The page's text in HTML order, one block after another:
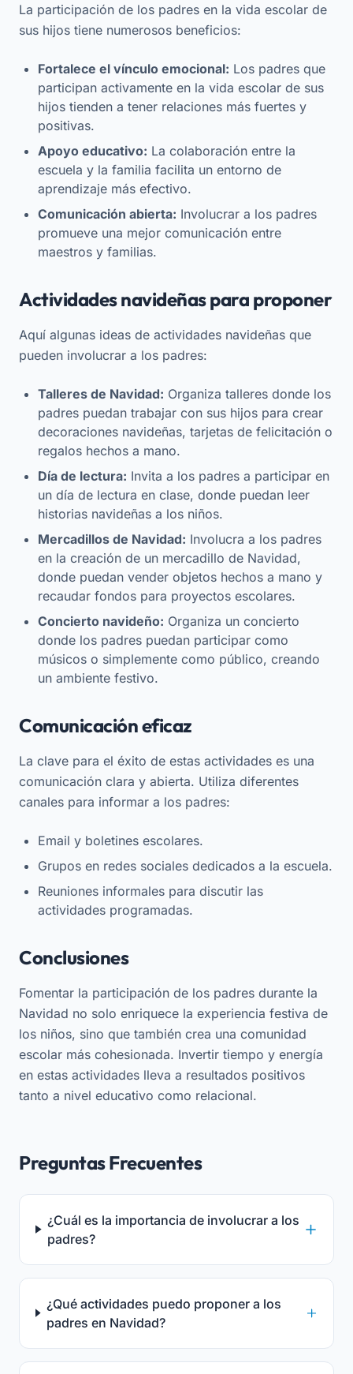
La participación de los padres en la vida escolar de
sus hijos tiene numerosos beneficios:
Fortalece el vínculo emocional: Los padres que
participan activamente en la vida escolar de sus
hijos tienden a tener relaciones más fuertes y
positivas.
Apoyo educativo: La colaboración entre la
escuela y la familia facilita un entorno de
aprendizaje más efectivo.
Comunicación abierta: Involucrar a los padres
promueve una mejor comunicación entre
maestros y familias.
Actividades navideñas para proponer
Aquí algunas ideas de actividades navideñas que
pueden involucrar a los padres:
Talleres de Navidad: Organiza talleres donde los
padres puedan trabajar con sus hijos para crear
decoraciones navideñas, tarjetas de felicitación o
regalos hechos a mano.
Día de lectura: Invita a los padres a participar en
un día de lectura en clase, donde puedan leer
historias navideñas a los niños.
Mercadillos de Navidad: Involucra a los padres
en la creación de un mercadillo de Navidad,
donde puedan vender objetos hechos a mano y
recaudar fondos para proyectos escolares.
Concierto navideño: Organiza un concierto
donde los padres puedan participar como
músicos o simplemente como público, creando
un ambiente festivo.
Comunicación eficaz
La clave para el éxito de estas actividades es una
comunicación clara y abierta. Utiliza diferentes
canales para informar a los padres:
Email y boletines escolares.
Grupos en redes sociales dedicados a la escuela.
Reuniones informales para discutir las
actividades programadas.
Conclusiones
Fomentar la participación de los padres durante la
Navidad no solo enriquece la experiencia festiva de
los niños, sino que también crea una comunidad
escolar más cohesionada. Invertir tiempo y energía
en estas actividades lleva a resultados positivos
tanto a nivel educativo como relacional.
Preguntas Frecuentes
¿Cuál es la importancia de involucrar a los
padres?
¿Qué actividades puedo proponer a los
padres en Navidad?